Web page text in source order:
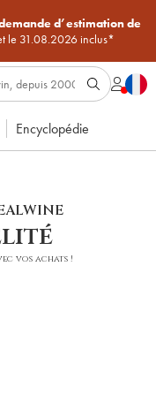
d’estimation de
le 31.08.2026 inclus*
Encyclopédie
vos achats !